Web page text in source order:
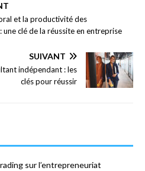
et la productivité des
clé de la réussite en entreprise
SUIVANT
indépendant : les
clés pour réussir
sur l’entrepreneuriat